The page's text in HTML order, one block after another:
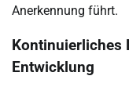
Anerkennung führt.
Kontinuierliches
Entwicklung